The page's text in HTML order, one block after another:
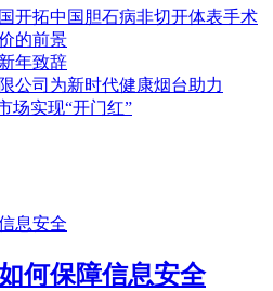
开拓中国胆石病非切开体表手术
的前景
年致辞
公司为新时代健康烟台助力
场实现“开门红”
何保障信息安全